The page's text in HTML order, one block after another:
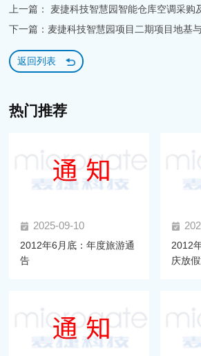
上一篇： 麦捷科技智慧园智能仓库空调采购
下一篇：麦捷科技智慧园项目二期项目地基
返回列表
热门推荐
2025-09-10
2012年6月底：年度旅游通
告
2012
庆放